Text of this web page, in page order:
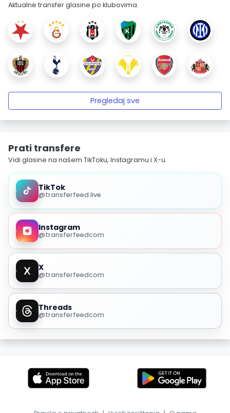
Aktualne transfer glasine po klubovima.
Pregledaj sve
Prati transfere
Vidi glasine na našem TikToku, Instagramu i X-u.
TikTok
@transferfeed.live
Instagram
@transferfeedcom
X
@transferfeedcom
Threads
@transferfeedcom